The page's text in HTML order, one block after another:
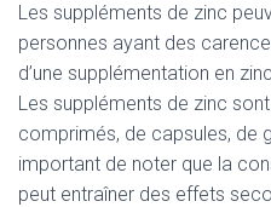
Les suppléments de zinc
personnes ayant des
d’une supplémentation en
Les suppléments de zinc
comprimés, de capsules, de
important de noter que la
peut entraîner des effets